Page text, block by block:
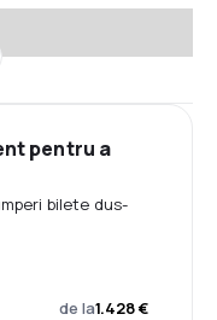
pentru a
bilete dus-
de la1.428 €